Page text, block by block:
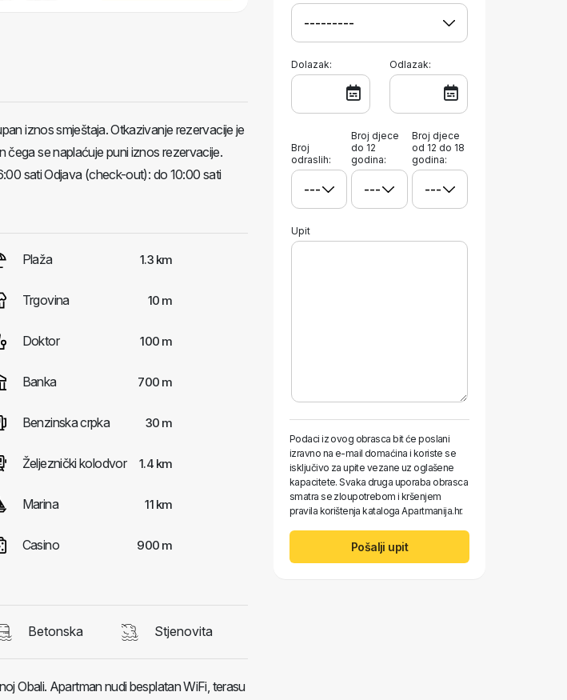
iznos smještaja. Otkazivanje rezervacije je
se naplaćuje puni iznos rezervacije.
sati Odjava (check-out): do 10:00 sati
Plaža 1.3 km
Trgovina 10 m
Doktor 100 m
Banka 700 m
Benzinska crpka 30 m
Željeznički kolodvor 1.4 km
Marina 11 km
Casino 900 m
Betonska Stjenovita
Obali. Apartman nudi besplatan WiFi, terasu
Dolazak: Odlazak:
Broj
odraslih:
Broj djece
do 12
godina:
Broj djece
od 12 do 18
godina:
Upit
Podaci iz ovog obrasca bit će poslani
izravno na e-mail domaćina i koriste se
isključivo za upite vezane uz oglašene
kapacitete. Svaka druga uporaba obrasca
smatra se zloupotrebom i kršenjem
pravila korištenja kataloga Apartmanija.hr.
Pošalji upit